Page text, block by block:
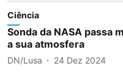
Ciência
Sonda da NASA passa
a sua atmosfera
DN/Lusa 24 Dez 2024